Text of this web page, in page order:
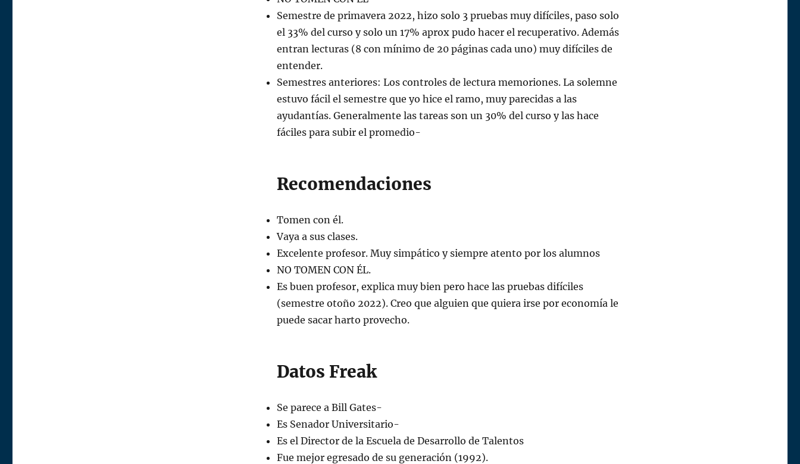
Semestre de primavera 2022, hizo solo 3 pruebas muy difíciles, paso solo
el 33% del curso y solo un 17% aprox pudo hacer el recuperativo. Además
entran lecturas (8 con mínimo de 20 páginas cada uno) muy difíciles de
entender.
Semestres anteriores: Los controles de lectura memoriones. La solemne
estuvo fácil el semestre que yo hice el ramo, muy parecidas a las
ayudantías. Generalmente las tareas son un 30% del curso y las hace
fáciles para subir el promedio-
Recomendaciones
Tomen con él.
Vaya a sus clases.
Excelente profesor. Muy simpático y siempre atento por los alumnos
NO TOMEN CON ÉL.
Es buen profesor, explica muy bien pero hace las pruebas difíciles
(semestre otoño 2022). Creo que alguien que quiera irse por economía le
puede sacar harto provecho.
Datos Freak
Se parece a Bill Gates-
Es Senador Universitario-
Es el Director de la Escuela de Desarrollo de Talentos
Fue mejor egresado de su generación (1992).